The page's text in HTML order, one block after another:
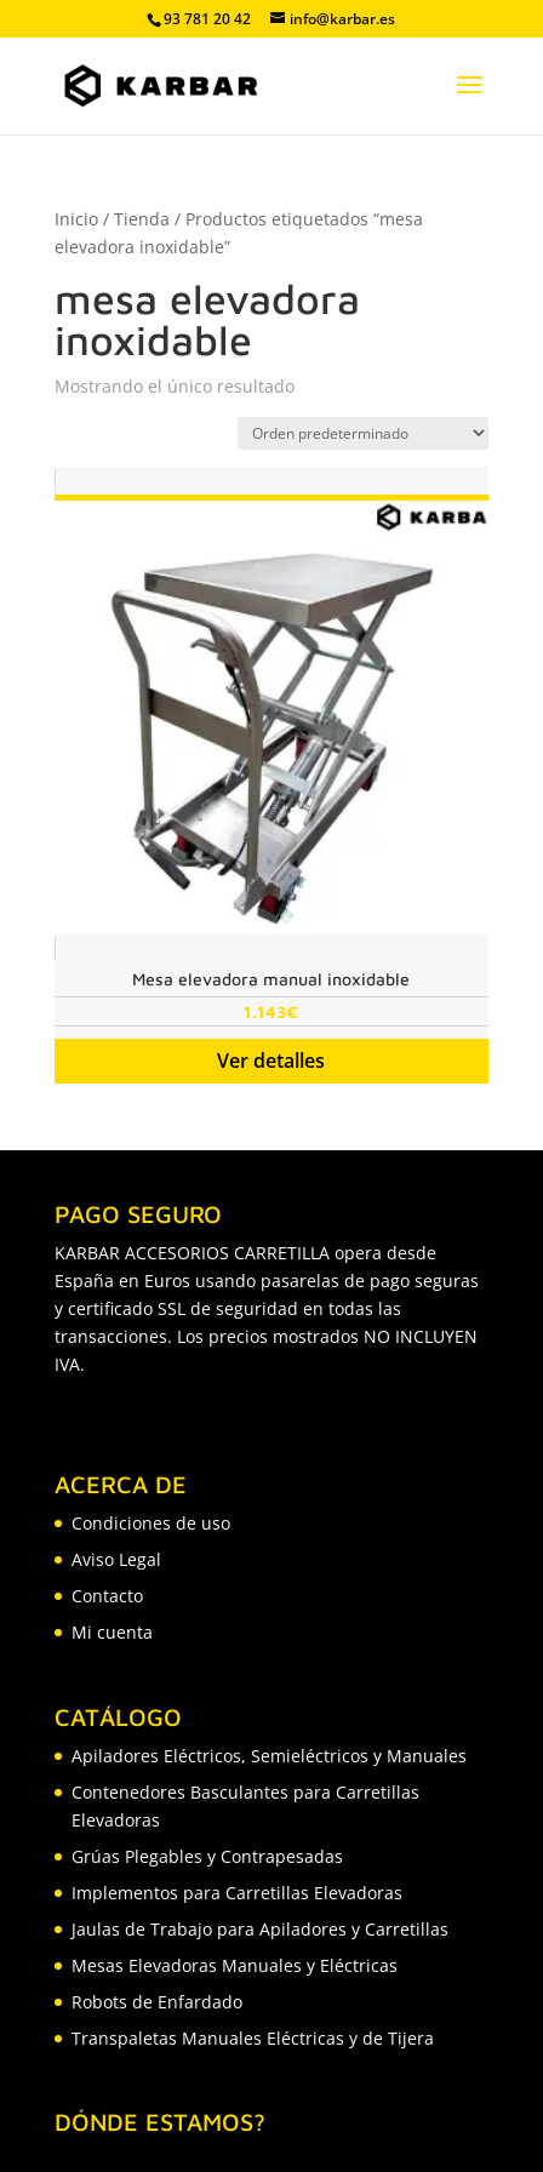
93 781 20 42 info@karbar.es
Inicio/ Tienda / Productos etiquetados “mesa
elevadora inoxidable”
mesa elevadora
inoxidable
Mostrando el único resultado
Mesa elevadora manual inoxidable
1.143€
Ver detalles
PAGO SEGURO
KARBAR ACCESORIOS CARRETILLA opera desde
España en Euros usando pasarelas de pago seguras
y certificado SSL de seguridad en todas las
transacciones. Los precios mostrados NO INCLUYEN
IVA.
ACERCA DE
Condiciones de uso
Aviso Legal
Contacto
Mi cuenta
CATÁLOGO
Apiladores Eléctricos, Semieléctricos y Manuales
Contenedores Basculantes para Carretillas
Elevadoras
Grúas Plegables y Contrapesadas
Implementos para Carretillas Elevadoras
Jaulas de Trabajo para Apiladores y Carretillas
Mesas Elevadoras Manuales y Eléctricas
Robots de Enfardado
Transpaletas Manuales Eléctricas y de Tijera
DÓNDE ESTAMOS?